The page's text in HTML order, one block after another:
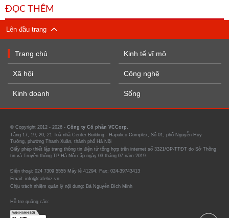
ĐỌC THÊM
Lên đầu trang
Trang chủ
Xã hội
Kinh doanh
Kinh tế vĩ mô
Công nghệ
Sống
© Copyright 2012 - 2026 - Công ty Cổ phần VCCorp.
Tầng 17, 19, 20, 21 Toà nhà Center Building - Hapulico Complex, Số 01, phố Nguyễn Huy
Tưởng, phường Thanh Xuân, thành phố Hà Nội
Giấy phép thiết lập trang thông tin điện tử tổng hợp trên internet số 3321/GP-TTĐT do Sở Thông
tin và Truyền thông TP Hà Nội cấp ngày 03 tháng 07 năm 2019.
Điện thoại: 024 7309 5555 Máy lẻ 41294. Fax: 024-39743413
Email: info@cafebiz.vn
Chịu trách nhiệm quản lý nội dung: Bà Nguyễn Bích Minh
Hỗ trợ quảng cáo: